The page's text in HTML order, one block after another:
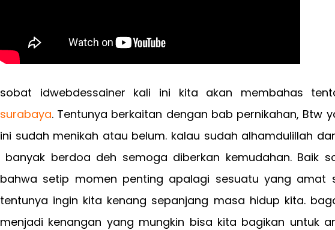
sobat idwebdessainer kali ini kita akan membahas
surabaya. Tentunya berkaitan dengan bab pernikahan, Btw
ini sudah menikah atau belum. kalau sudah alhamdulillah
banyak berdoa deh semoga diberkan kemudahan. Baik
bahwa setip momen penting apalagi sesuatu yang amat
tentunya ingin kita kenang sepanjang masa hidup kita.
menjadi kenangan yang mungkin bisa kita bagikan untuk